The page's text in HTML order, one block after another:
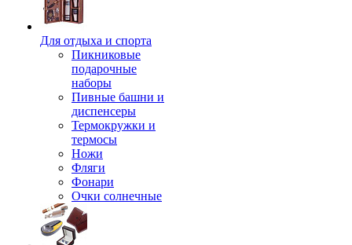
Для отдыха и спорта
Пикниковые
подарочные
наборы
Пивные башни и
диспенсеры
Термокружки и
термосы
Ножи
Фляги
Фонари
Очки солнечные